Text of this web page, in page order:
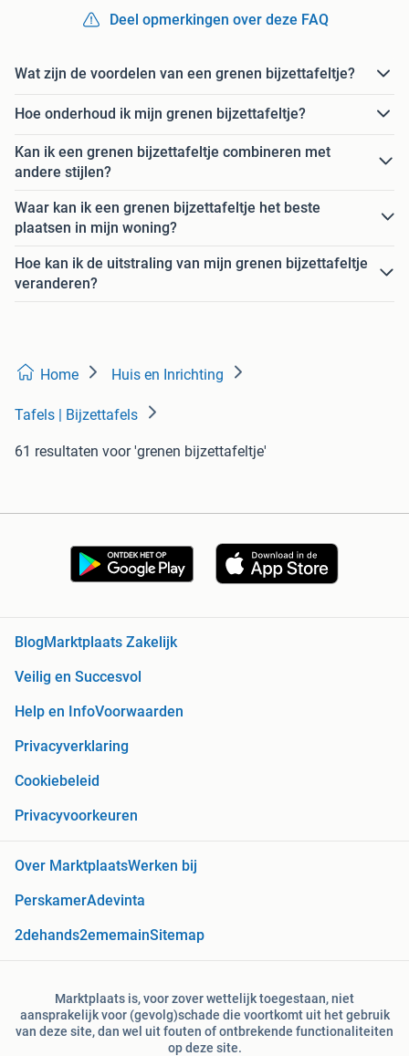
Deel opmerkingen over deze FAQ
Wat zijn de voordelen van een grenen bijzettafeltje?
Hoe onderhoud ik mijn grenen bijzettafeltje?
Kan ik een grenen bijzettafeltje combineren met
andere stijlen?
Waar kan ik een grenen bijzettafeltje het beste
plaatsen in mijn woning?
Hoe kan ik de uitstraling van mijn grenen bijzettafeltje
veranderen?
Home Huis en Inrichting
Tafels | Bijzettafels
61 resultaten voor 'grenen bijzettafeltje'
BlogMarktplaats Zakelijk
Veilig en Succesvol
Help en InfoVoorwaarden
Privacyverklaring
Cookiebeleid
Privacyvoorkeuren
Over MarktplaatsWerken bij
PerskamerAdevinta
2dehands2ememainSitemap
Marktplaats is, voor zover wettelijk toegestaan, niet
aansprakelijk voor (gevolg)schade die voortkomt uit het gebruik
van deze site, dan wel uit fouten of ontbrekende functionaliteiten
op deze site.